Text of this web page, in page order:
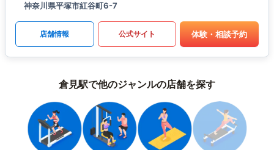
神奈川県平塚市紅谷町6-7
店舗情報 公式サイト 体験・相談予約
倉見駅で他のジャンルの店舗を探す